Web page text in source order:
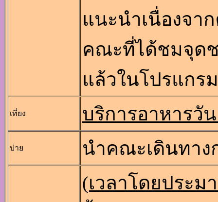
แนะนำเนื่องจา
คณะที่ได้ชมจุดช
แล้วในโปรแกร
เที่ยง บริการอาหารวั
บ่าย นำคณะเดินทาง
(เวลาโดยประม